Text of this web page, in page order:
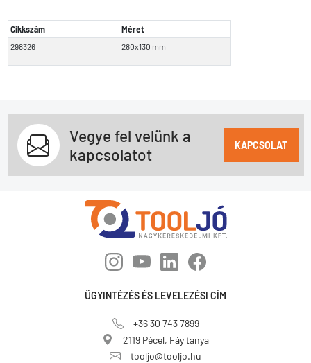
Cikkszám
Méret
298326
280x130 mm
Vegye fel velünk a
kapcsolatot
KAPCSOLAT
ÜGYINTÉZÉS ÉS LEVELEZÉSI CÍM
+36 30 743 7899
2119 Pécel, Fáy tanya
tooljo@tooljo.hu